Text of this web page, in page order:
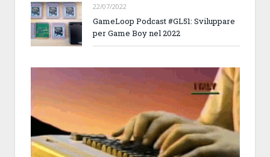
22/07/2022
GameLoop Podcast #GL51: Sviluppare
per Game Boy nel 2022